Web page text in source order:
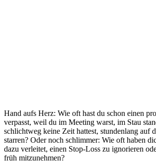
Hand aufs Herz: Wie oft hast du schon einen
verpasst, weil du im Meeting warst, im Stau
schlichtweg keine Zeit hattest, stundenlang auf
starren? Oder noch schlimmer: Wie oft haben
dazu verleitet, einen Stop-Loss zu ignorieren
früh mitzunehmen?